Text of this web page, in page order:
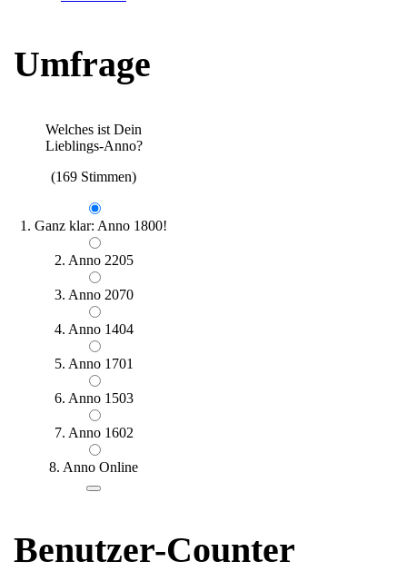
Umfrage
Welches ist Dein
Lieblings-Anno?
(169 Stimmen)
1. Ganz klar: Anno 1800!
2. Anno 2205
3. Anno 2070
4. Anno 1404
5. Anno 1701
6. Anno 1503
7. Anno 1602
8. Anno Online
Benutzer-Counter